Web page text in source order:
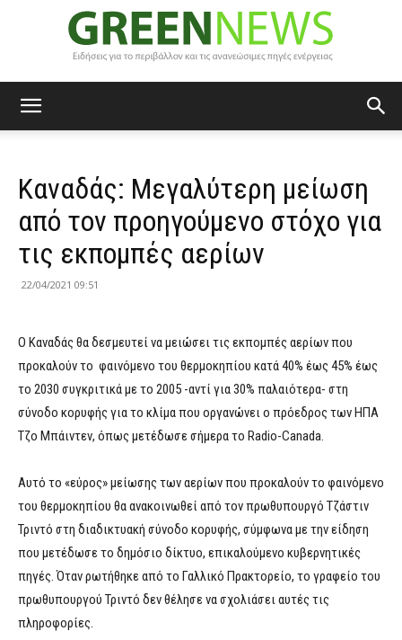
News
Καναδάς: Μεγαλύτερη μείωση
από τον προηγούμενο στόχο για
τις εκπομπές αερίων
22/04/2021 09:51
Ο Καναδάς θα δεσμευτεί να μειώσει τις εκπομπές αερίων που
προκαλούν το φαινόμενο του θερμοκηπίου κατά 40% έως 45% έως
το 2030 συγκριτικά με το 2005 -αντί για 30% παλαιότερα- στη
σύνοδο κορυφής για το κλίμα που οργανώνει ο πρόεδρος των ΗΠΑ
Τζο Μπάιντεν, όπως μετέδωσε σήμερα το Radio-Canada.
Αυτό το «εύρος» μείωσης των αερίων που προκαλούν το φαινόμενο
του θερμοκηπίου θα ανακοινωθεί από τον πρωθυπουργό Τζάστιν
Τριντό στη διαδικτυακή σύνοδο κορυφής, σύμφωνα με την είδηση
που μετέδωσε το δημόσιο δίκτυο, επικαλούμενο κυβερνητικές
πηγές. Όταν ρωτήθηκε από το Γαλλικό Πρακτορείο, το γραφείο του
πρωθυπουργού Τριντό δεν θέλησε να σχολιάσει αυτές τις
πληροφορίες.